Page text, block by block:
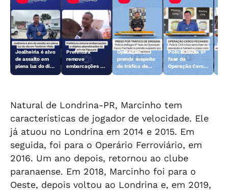
Joalheiria é alvo
de assalto em
plena luz do dia
Prefeitura
remove
embarcações e
Operação
prende suspeito
de tráfico de
Polícia inicia 6ª
fase da
Operação Cerco
Natural de Londrina-PR, Marcinho tem
características de jogador de velocidade. Ele
já atuou no Londrina em 2014 e 2015. Em
seguida, foi para o Operário Ferroviário, em
2016. Um ano depois, retornou ao clube
paranaense. Em 2018, Marcinho foi para o
Oeste, depois voltou ao Londrina e, em 2019,